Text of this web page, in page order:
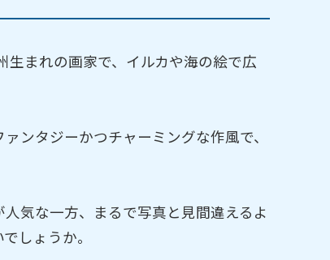
まれの画家で、イルカや海の絵で広
ンタジーかつチャーミングな作風で、
気な一方、まるで写真と見間違えるよ
しょうか。